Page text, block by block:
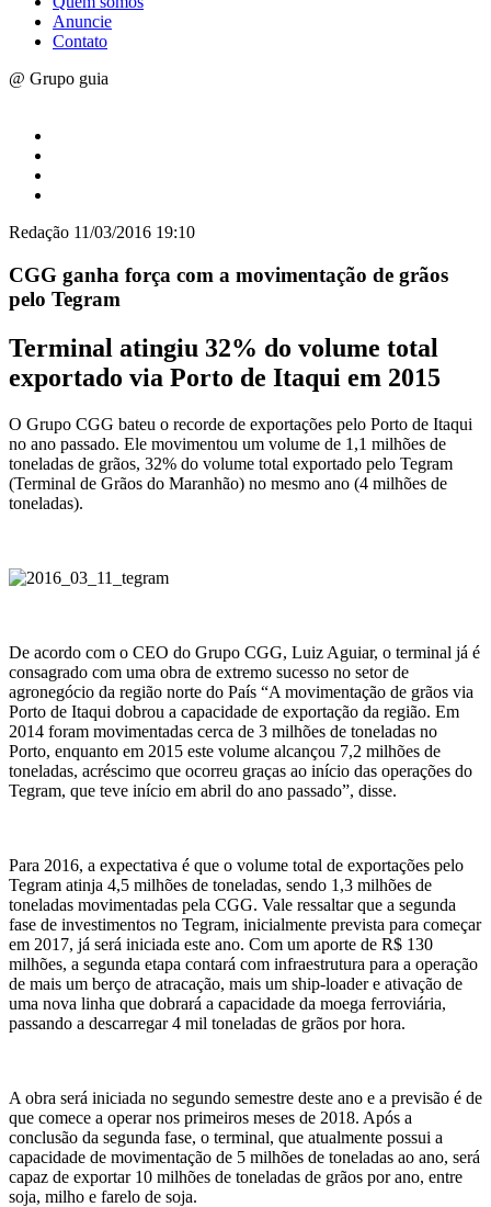
Anuncie
Contato
@ Grupo guia
Redação 11/03/2016 19:10
CGG ganha força com a movimentação de grãos
pelo Tegram
Terminal atingiu 32% do volume total
exportado via Porto de Itaqui em 2015
O Grupo CGG bateu o recorde de exportações pelo Porto de Itaqui
no ano passado. Ele movimentou um volume de 1,1 milhões de
toneladas de grãos, 32% do volume total exportado pelo Tegram
(Terminal de Grãos do Maranhão) no mesmo ano (4 milhões de
toneladas).
De acordo com o CEO do Grupo CGG, Luiz Aguiar, o terminal já é
consagrado com uma obra de extremo sucesso no setor de
agronegócio da região norte do País “A movimentação de grãos via
Porto de Itaqui dobrou a capacidade de exportação da região. Em
2014 foram movimentadas cerca de 3 milhões de toneladas no
Porto, enquanto em 2015 este volume alcançou 7,2 milhões de
toneladas, acréscimo que ocorreu graças ao início das operações do
Tegram, que teve início em abril do ano passado”, disse.
Para 2016, a expectativa é que o volume total de exportações pelo
Tegram atinja 4,5 milhões de toneladas, sendo 1,3 milhões de
toneladas movimentadas pela CGG. Vale ressaltar que a segunda
fase de investimentos no Tegram, inicialmente prevista para começar
em 2017, já será iniciada este ano. Com um aporte de R$ 130
milhões, a segunda etapa contará com infraestrutura para a operação
de mais um berço de atracação, mais um ship-loader e ativação de
uma nova linha que dobrará a capacidade da moega ferroviária,
passando a descarregar 4 mil toneladas de grãos por hora.
A obra será iniciada no segundo semestre deste ano e a previsão é de
que comece a operar nos primeiros meses de 2018. Após a
conclusão da segunda fase, o terminal, que atualmente possui a
capacidade de movimentação de 5 milhões de toneladas ao ano, será
capaz de exportar 10 milhões de toneladas de grãos por ano, entre
soja, milho e farelo de soja.